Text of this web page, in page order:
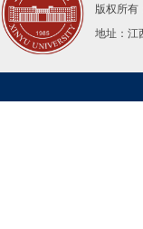
版权所
地址：